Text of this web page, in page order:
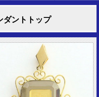
ントトップ